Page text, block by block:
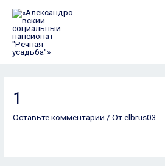
содержимому
1
Оставьте комментарий / Отelbrus03